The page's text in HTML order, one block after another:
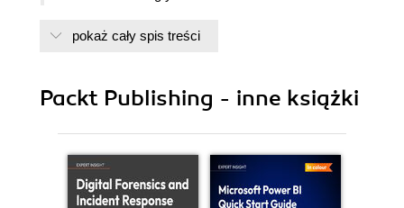
pokaż cały spis treści
Packt Publishing - inne książki